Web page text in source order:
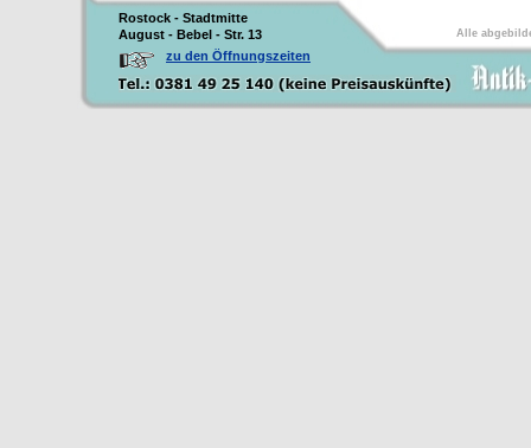
Rostock - Stadtmitte
August - Bebel - Str. 13
zu den Öffnungszeiten
Alle